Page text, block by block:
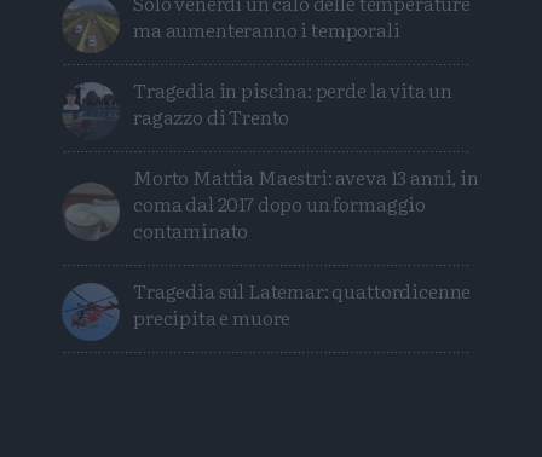
ma aumenteranno i temporali
Tragedia in piscina: perde la vita un
ragazzo di Trento
Morto Mattia Maestri: aveva 13 anni, in
coma dal 2017 dopo un formaggio
contaminato
Tragedia sul Latemar: quattordicenne
precipita e muore